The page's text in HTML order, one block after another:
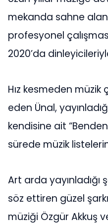
mekanda sahne alan
profesyonel
2020’da
Hız kesmeden müzik
eden Ünal,
kendisine ait “Benden
sürede müzik
Art arda yayınladığı
söz ettiren güzel
müziği Özgür Akkuş